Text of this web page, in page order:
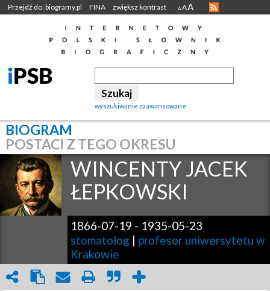
Przejdź do: biogramy.pl FINA zwiększ kontrast A AA
wyszukiwanie zaawansowane
BIOGRAM
POSTACI Z TEGO OKRESU
WINCENTY JACEK
ŁEPKOWSKI
1866-07-19 - 1935-05-23
stomatolog | profesor uniwersytetu w
Krakowie